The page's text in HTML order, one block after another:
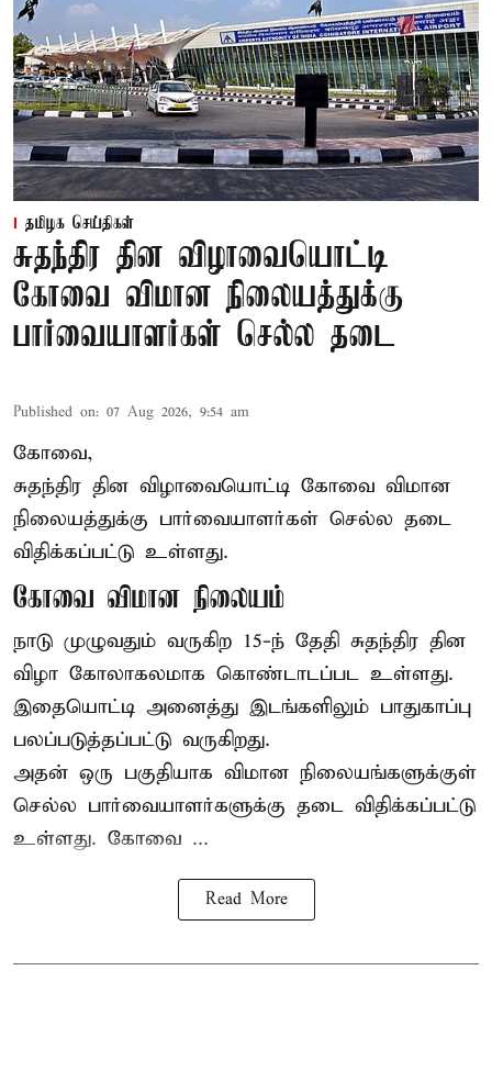
தமிழக செய்திகள்
சுதந்திர தின விழாவையொட்டி
கோவை விமான நிலையத்துக்கு
பார்வையாளர்கள் செல்ல தடை
Published on: 07 Aug 2026, 9:54 am
கோவை,
சுதந்திர தின விழாவையொட்டி கோவை விமான
நிலையத்துக்கு பார்வையாளர்கள் செல்ல தடை
விதிக்கப்பட்டு உள்ளது.
கோவை விமான நிலையம்
நாடு முழுவதும் வருகிற 15-ந் தேதி சுதந்திர தின
விழா கோலாகலமாக கொண்டாடப்பட உள்ளது.
இதையொட்டி அனைத்து இடங்களிலும் பாதுகாப்பு
பலப்படுத்தப்பட்டு வருகிறது.
அதன் ஒரு பகுதியாக விமான நிலையங்களுக்குள்
செல்ல பார்வையாளர்களுக்கு தடை விதிக்கப்பட்டு
உள்ளது. கோவை ...
Read More